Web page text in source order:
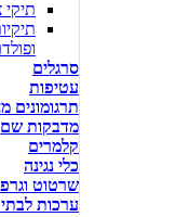
תיקי
סרגלים
עטיפות
תרגומונים
מדבקות שם
קלמרים
כלי נגינה
שרטוט
ערכות